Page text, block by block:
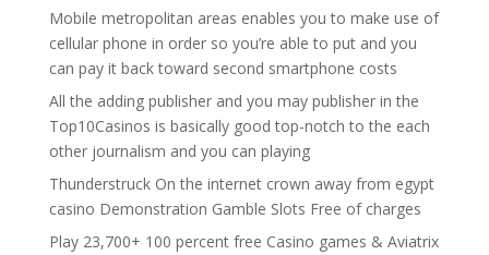
Mobile metropolitan areas enables you to make use of
cellular phone in order so you’re able to put and you
can pay it back toward second smartphone costs
All the adding publisher and you may publisher in the
Top10Casinos is basically good top-notch to the each
other journalism and you can playing
Thunderstruck On the internet crown away from egypt
casino Demonstration Gamble Slots Free of charges
Play 23,700+ 100 percent free Casino games & Aviatrix